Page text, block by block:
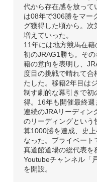
代から存在感を放って
は08年で306勝をマー
グ獲得した頃から。次
増えていった。
11年には地方競馬在
初のJRAG1勝ち。そ
籍の意向を表明し、
度目の挑戦で晴れて
たした。移籍2年目は
制す劇的な幕引きで初
得。16年も開催最終
連続のJRAリーディン
のリーディングという
算1000勝を達成、史
なった。プライベー
真道館道場の総代表を
Youtubeチャンネル「
を開設。